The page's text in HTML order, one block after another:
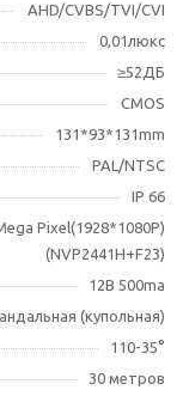
AHD/CVBS/TVI/CVI
0,01люкс
≥52ДБ
CMOS
131*93*131mm
PAL/NTSC
IP 66
Pixel(1928*1080P)
(NVP2441H+F23)
12В 500ma
(купольная)
110-35°
30 метров